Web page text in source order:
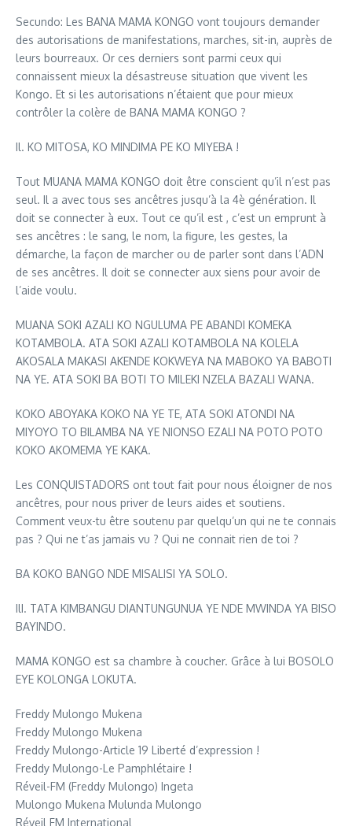
Secundo: Les BANA MAMA KONGO vont toujours demander
des autorisations de manifestations, marches, sit-in, auprès de
leurs bourreaux. Or ces derniers sont parmi ceux qui
connaissent mieux la désastreuse situation que vivent les
Kongo. Et si les autorisations n’étaient que pour mieux
contrôler la colère de BANA MAMA KONGO ?
Il. KO MITOSA, KO MINDIMA PE KO MIYEBA !
Tout MUANA MAMA KONGO doit être conscient qu’il n’est pas
seul. Il a avec tous ses ancêtres jusqu’à la 4è génération. Il
doit se connecter à eux. Tout ce qu’il est , c’est un emprunt à
ses ancêtres : le sang, le nom, la figure, les gestes, la
démarche, la façon de marcher ou de parler sont dans l’ADN
de ses ancêtres. Il doit se connecter aux siens pour avoir de
l’aide voulu.
MUANA SOKI AZALI KO NGULUMA PE ABANDI KOMEKA
KOTAMBOLA. ATA SOKI AZALI KOTAMBOLA NA KOLELA
AKOSALA MAKASI AKENDE KOKWEYA NA MABOKO YA BABOTI
NA YE. ATA SOKI BA BOTI TO MILEKI NZELA BAZALI WANA.
KOKO ABOYAKA KOKO NA YE TE, ATA SOKI ATONDI NA
MIYOYO TO BILAMBA NA YE NIONSO EZALI NA POTO POTO
KOKO AKOMEMA YE KAKA.
Les CONQUISTADORS ont tout fait pour nous éloigner de nos
ancêtres, pour nous priver de leurs aides et soutiens.
Comment veux-tu être soutenu par quelqu’un qui ne te connais
pas ? Qui ne t’as jamais vu ? Qui ne connait rien de toi ?
BA KOKO BANGO NDE MISALISI YA SOLO.
IlI. TATA KIMBANGU DIANTUNGUNUA YE NDE MWINDA YA BISO
BAYINDO.
MAMA KONGO est sa chambre à coucher. Grâce à lui BOSOLO
EYE KOLONGA LOKUTA.
Freddy Mulongo Mukena
Freddy Mulongo Mukena
Freddy Mulongo-Article 19 Liberté d’expression !
Freddy Mulongo-Le Pamphlétaire !
Réveil-FM (Freddy Mulongo) Ingeta
Mulongo Mukena Mulunda Mulongo
Réveil FM International